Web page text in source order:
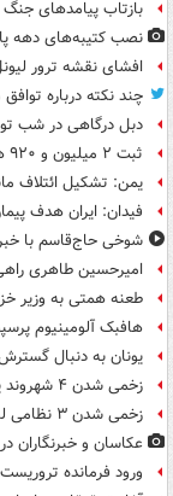
بازتاب پیامدهای
نصب کتیبه‌های دهه
افشای نقشه ترور
چند نکته درباره
دبل درگاهی در شب
ثبت ۲ میلیون و ۹۲۰ هزار تردد در مرز مهران طی ایام اربعین
یمن: تشکیل ائتلاف
فیدان: ایران هدف
شوخی حاج‌قاسم با
امیرحسین طاهری
طعنه همتی به وزیر
هافبک آلومینیوم
یونان به دنبال
زخمی شدن ۴ شهروند یمنی در حمله مزدوران سعودی
زخمی شدن ۳ نظامی لبنانی در زوطر غربی
عکاسان و خبرنگاران
ورود فرمانده